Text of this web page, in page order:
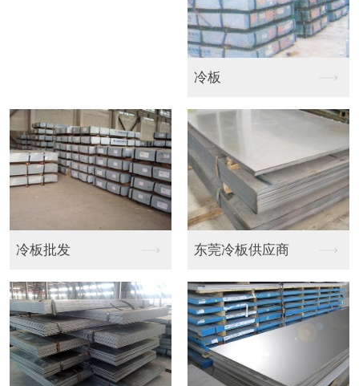
冷板
冷板批发 东莞冷板供应商